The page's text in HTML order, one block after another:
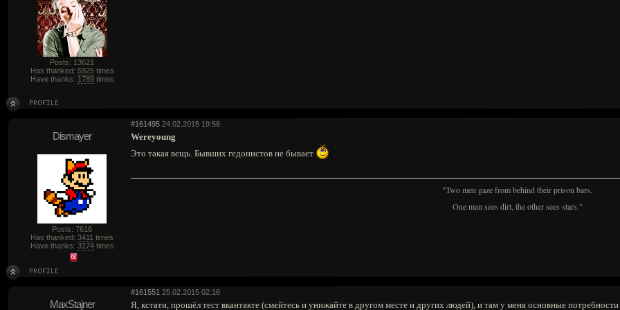
Posts: 13621
Has thanked: 5925times
Have thanks: 1789times
#161495 24.02.2015 19:56
Dismayer
Posts: 7616
Has thanked: 3411 times
Have thanks: 3174times
Wereyoung
Это такая вещь. Бывших гедонистов не бывает
"Two men gaze from behind their prison bars.
One man sees dirt, the other sees stars."
#161551 25.02.2015 02:16
MaxStajner Я, кстати, прошёл тест вкантакте (смейтесь и унижайте в другом месте и других людей), и там у меня основные потребности